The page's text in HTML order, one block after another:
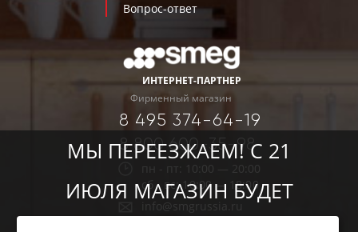
МЫ ПЕРЕЕЗЖАЕМ! С 21
ИЮЛЯ МАГАЗИН БУДЕТ
ИНТЕРНЕТ-ПАРТНЕР
Фирменный магазин
8 495 374-64-19
8 800 600-35-98
пн - пт: 10:00 — 20:00
сб - вс: 10:00 — 18:00
info@smgrussia.ru
Вопрос-ответ